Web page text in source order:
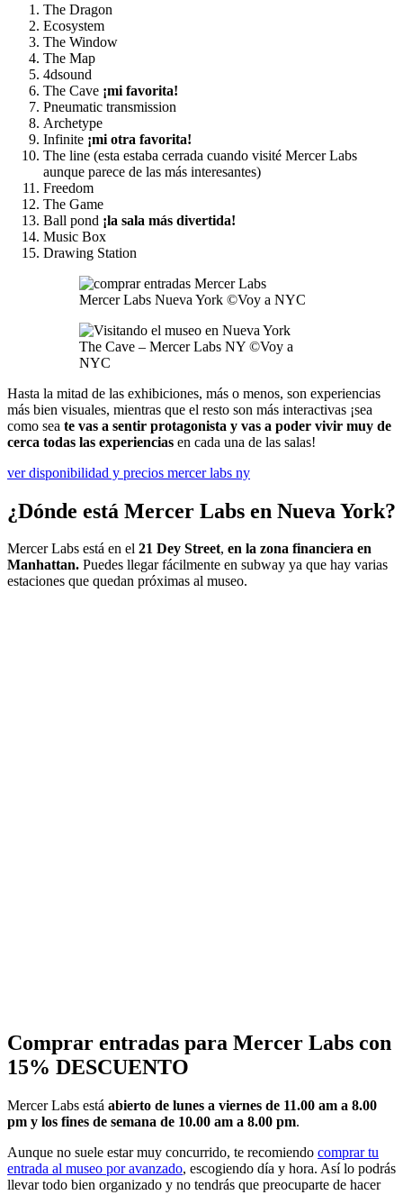
The Dragon
Ecosystem
The Window
The Map
4dsound
The Cave ¡mi favorita!
Pneumatic transmission
Archetype
Infinite ¡mi otra favorita!
The line (esta estaba cerrada cuando visité Mercer Labs
aunque parece de las más interesantes)
Freedom
The Game
Ball pond ¡la sala más divertida!
Music Box
Drawing Station
Mercer Labs Nueva York ©Voy a NYC
The Cave – Mercer Labs NY ©Voy a
NYC
Hasta la mitad de las exhibiciones, más o menos, son experiencias
más bien visuales, mientras que el resto son más interactivas ¡sea
como sea te vas a sentir protagonista y vas a poder vivir muy de
cerca todas las experiencias en cada una de las salas!
ver disponibilidad y precios mercer labs ny
¿Dónde está Mercer Labs en Nueva York?
Mercer Labs está en el 21 Dey Street, en la zona financiera en
Manhattan. Puedes llegar fácilmente en subway ya que hay varias
estaciones que quedan próximas al museo.
Comprar entradas para Mercer Labs con
15% DESCUENTO
Mercer Labs está abierto de lunes a viernes de 11.00 am a 8.00
pm y los fines de semana de 10.00 am a 8.00 pm.
Aunque no suele estar muy concurrido, te recomiendo comprar tu
entrada al museo por avanzado, escogiendo día y hora. Así lo podrás
llevar todo bien organizado y no tendrás que preocuparte de hacer